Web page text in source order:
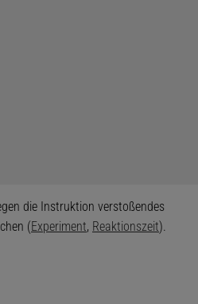
die Instruktion verstoßendes
(Experiment, Reaktionszeit).